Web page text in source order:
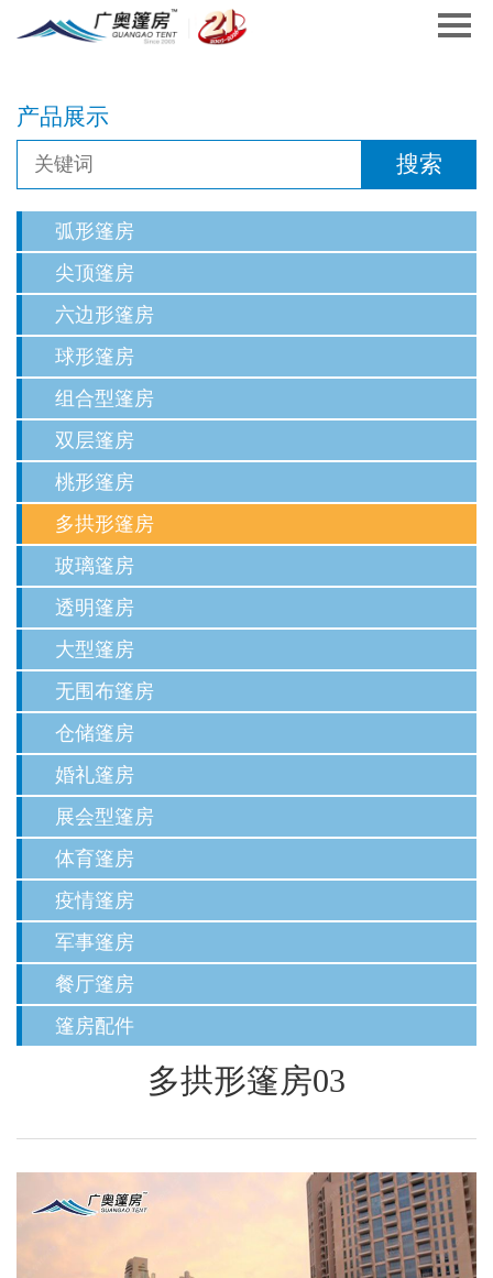
产品展示
弧形篷房
尖顶篷房
六边形篷房
球形篷房
组合型篷房
双层篷房
桃形篷房
多拱形篷房
玻璃篷房
透明篷房
大型篷房
无围布篷房
仓储篷房
婚礼篷房
展会型篷房
体育篷房
疫情篷房
军事篷房
餐厅篷房
篷房配件
多拱形篷房03